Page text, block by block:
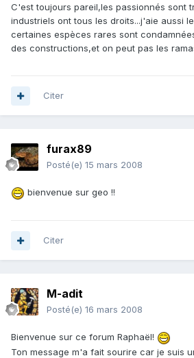
C'est toujours pareil,les passionnés sont
industriels ont tous les droits...j'aie aussi
certaines espèces rares sont
des constructions,et on peut pas les
Citer
furax89
Posté(e) 15 mars 2008
bienvenue sur geo !!
Citer
M-adit
Posté(e) 16 mars 2008
Bienvenue sur ce forum Raphaël!
Ton message m'a fait sourire car je suis